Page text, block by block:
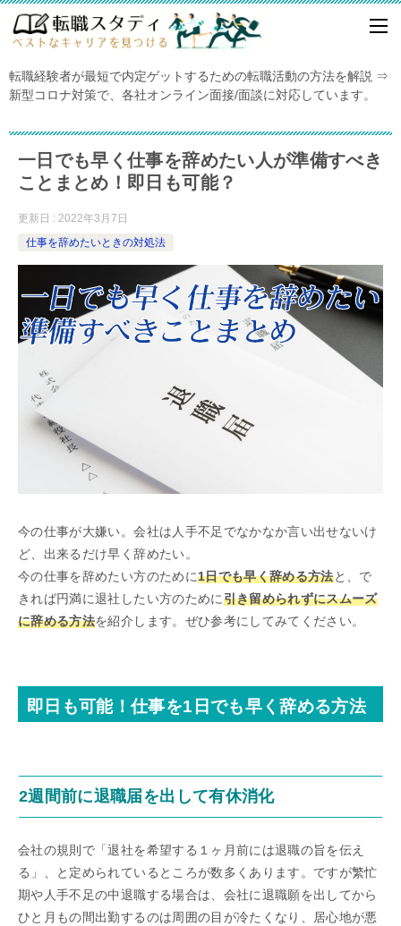
転職経験者が最短で内定ゲットするための転職活動の方法を解説 ⇒
新型コロナ対策で、各社オンライン面接/面談に対応しています。
一日でも早く仕事を辞めたい人が準備すべき
ことまとめ！即日も可能？
更新日 : 2022年3月7日
仕事を辞めたいときの対処法
今の仕事が大嫌い。会社は人手不足でなかなか言い出せないけ
ど、出来るだけ早く辞めたい。
今の仕事を辞めたい方のために1日でも早く辞める方法と、で
きれば円満に退社したい方のために引き留められずにスムーズ
に辞める方法を紹介します。ぜひ参考にしてみてください。
即日も可能！仕事を1日でも早く辞める方法
2週間前に退職届を出して有休消化
会社の規則で「退社を希望する１ヶ月前には退職の旨を伝え
る」、と定められているところが数多くあります。ですが繁忙
期や人手不足の中退職する場合は、会社に退職願を出してから
ひと月もの間出勤するのは周囲の目が冷たくなり、居心地が悪